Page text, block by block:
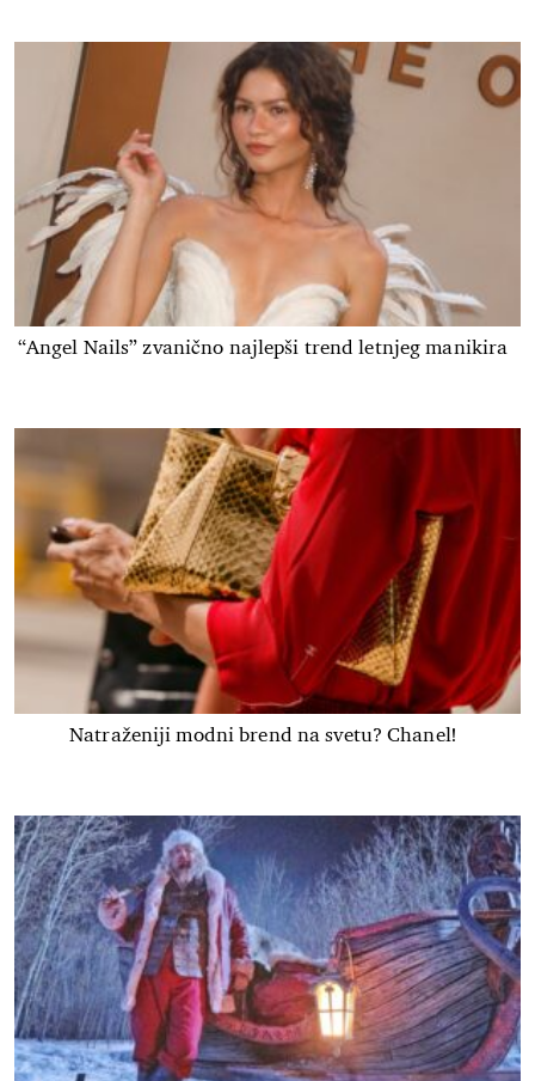
“Angel Nails” zvanično najlepši trend letnjeg manikira
Natraženiji modni brend na svetu? Chanel!